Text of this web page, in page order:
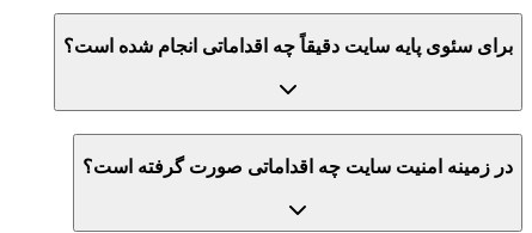
برای سئوی پایه سایت دقیقاً چه اقداماتی انجام شده است؟
در زمینه امنیت سایت چه اقداماتی صورت گرفته است؟